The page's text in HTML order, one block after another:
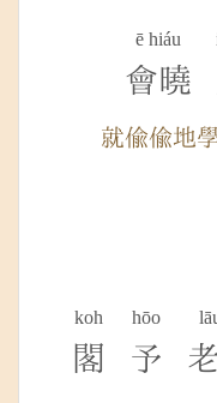
ē hiáu
會曉
就偷偷地
koh
閣
hōo
予